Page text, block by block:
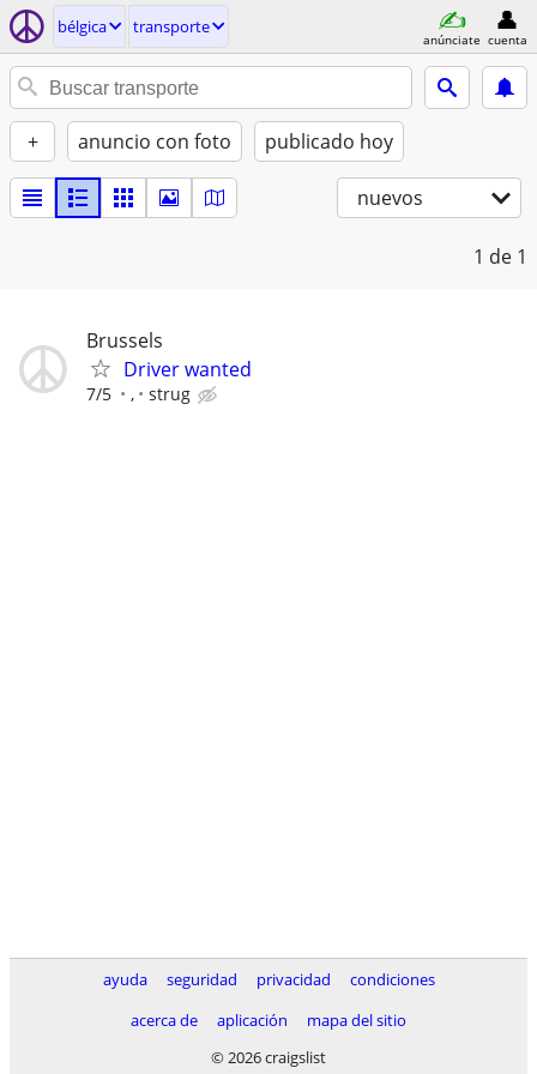
bélgica transporte
anúnciate cuenta
+ anuncio con foto publicado hoy
nuevos
1 de 1
Brussels
Driver wanted
7/5 , strug
ayuda seguridad privacidad
condiciones
acerca de
aplicación
mapa del sitio
© 2026 craigslist